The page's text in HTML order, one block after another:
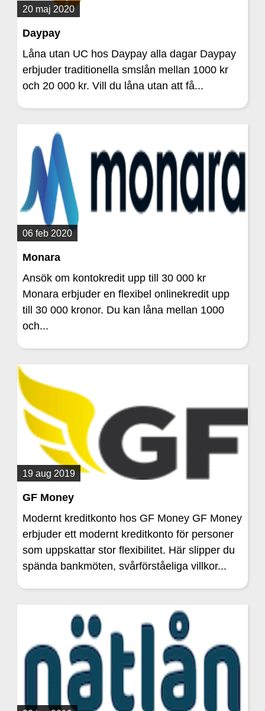
20 maj 2020
Daypay
Låna utan UC hos Daypay alla dagar Daypay
erbjuder traditionella smslån mellan 1000 kr
och 20 000 kr. Vill du låna utan att få...
06 feb 2020
Monara
Ansök om kontokredit upp till 30 000 kr
Monara erbjuder en flexibel onlinekredit upp
till 30 000 kronor. Du kan låna mellan 1000
och...
19 aug 2019
GF Money
Modernt kreditkonto hos GF Money GF Money
erbjuder ett modernt kreditkonto för personer
som uppskattar stor flexibilitet. Här slipper du
spända bankmöten, svårförståeliga villkor...